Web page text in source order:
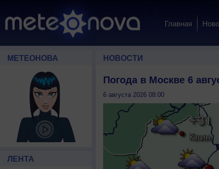
Главная
МЕТЕОНОВА
ЛЕНТА
НОВОСТИ
Погода в Москве 6
6 августа 2026 08:00